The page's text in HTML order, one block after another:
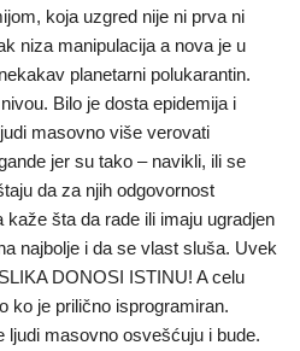
koja uzgred nije ni prva ni
niza manipulacija a nova je u
planetarni polukarantin.
Bilo je dosta epidemija i
masovno više verovati
jer su tako – navikli, ili se
da za njih odgovornost
šta da rade ili imaju ugradjen
najbolje i da se vlast sluša. Uvek
DONOSI ISTINU! A celu
ko je prilično isprogramiran.
masovno osvešćuju i bude.